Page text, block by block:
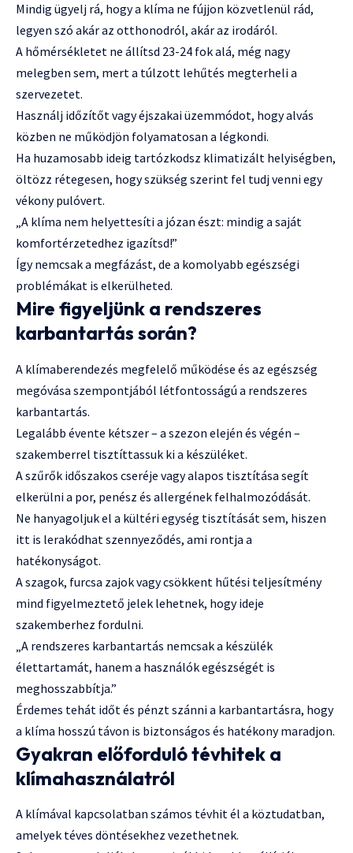
Mindig ügyelj rá, hogy a klíma ne fújjon közvetlenül rád,
legyen szó akár az otthonodról, akár az irodáról.
A hőmérsékletet ne állítsd 23-24 fok alá, még nagy
melegben sem, mert a túlzott lehűtés megterheli a
szervezetet.
Használj időzítőt vagy éjszakai üzemmódot, hogy alvás
közben ne működjön folyamatosan a légkondi.
Ha huzamosabb ideig tartózkodsz klimatizált helyiségben,
öltözz rétegesen, hogy szükség szerint fel tudj venni egy
vékony pulóvert.
„A klíma nem helyettesíti a józan észt: mindig a saját
komfortérzetedhez igazítsd!”
Így nemcsak a megfázást, de a komolyabb egészségi
problémákat is elkerülheted.
Mire figyeljünk a rendszeres
karbantartás során?
A klímaberendezés megfelelő működése és az egészség
megóvása szempontjából létfontosságú a rendszeres
karbantartás.
Legalább évente kétszer – a szezon elején és végén –
szakemberrel tisztíttassuk ki a készüléket.
A szűrők időszakos cseréje vagy alapos tisztítása segít
elkerülni a por, penész és allergének felhalmozódását.
Ne hanyagoljuk el a kültéri egység tisztítását sem, hiszen
itt is lerakódhat szennyeződés, ami rontja a
hatékonyságot.
A szagok, furcsa zajok vagy csökkent hűtési teljesítmény
mind figyelmeztető jelek lehetnek, hogy ideje
szakemberhez fordulni.
„A rendszeres karbantartás nemcsak a készülék
élettartamát, hanem a használók egészségét is
meghosszabbítja.”
Érdemes tehát időt és pénzt szánni a karbantartásra, hogy
a klíma hosszú távon is biztonságos és hatékony maradjon.
Gyakran előforduló tévhitek a
klímahasználatról
A klímával kapcsolatban számos tévhit él a köztudatban,
amelyek téves döntésekhez vezethetnek.